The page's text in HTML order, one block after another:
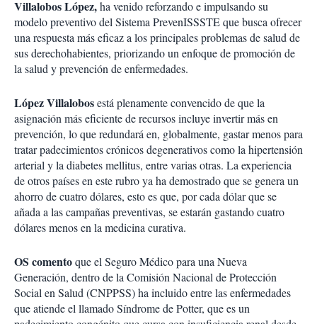
Villalobos López,ha venido reforzando e impulsando su
modelo preventivo del Sistema PrevenISSSTE que busca ofrecer
una respuesta más eficaz a los principales problemas de salud de
sus derechohabientes, priorizando un enfoque de promoción de
la salud y prevención de enfermedades.
López Villalobosestá plenamente convencido de que la
asignación más eficiente de recursos incluye invertir más en
prevención, lo que redundará en, globalmente, gastar menos para
tratar padecimientos crónicos degenerativos como la hipertensión
arterial y la diabetes mellitus, entre varias otras. La experiencia
de otros países en este rubro ya ha demostrado que se genera un
ahorro de cuatro dólares, esto es que, por cada dólar que se
añada a las campañas preventivas, se estarán gastando cuatro
dólares menos en la medicina curativa.
OS comentoque el Seguro Médico para una Nueva
Generación, dentro de la Comisión Nacional de Protección
Social en Salud (CNPPSS) ha incluido entre las enfermedades
que atiende el llamado Síndrome de Potter, que es un